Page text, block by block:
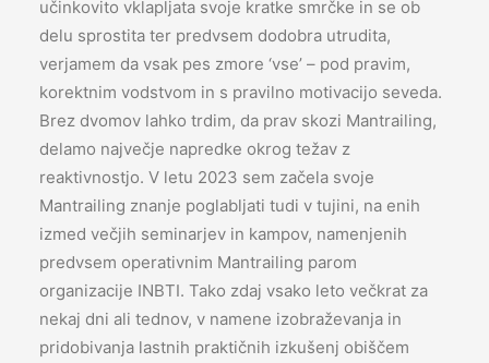
učinkovito vklapljata svoje kratke smrčke in se ob
delu sprostita ter predvsem dodobra utrudita,
verjamem da vsak pes zmore ‘vse’ – pod pravim,
korektnim vodstvom in s pravilno motivacijo seveda.
Brez dvomov lahko trdim, da prav skozi Mantrailing,
delamo največje napredke okrog težav z
reaktivnostjo. V letu 2023 sem začela svoje
Mantrailing znanje poglabljati tudi v tujini, na enih
izmed večjih seminarjev in kampov, namenjenih
predvsem operativnim Mantrailing parom
organizacije INBTI. Tako zdaj vsako leto večkrat za
nekaj dni ali tednov, v namene izobraževanja in
pridobivanja lastnih praktičnih izkušenj obiščem